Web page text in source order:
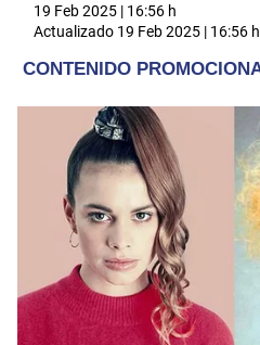
19 Feb 2025 | 16:56 h
Actualizado 19 Feb 2025 | 16:56 h